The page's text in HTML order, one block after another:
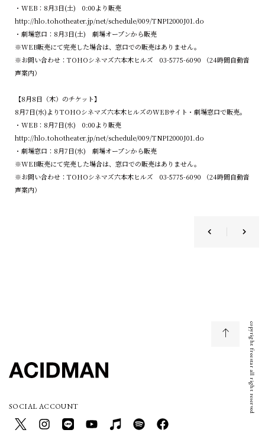
・WEB：8月3日(土) 0:00より販売
http://hlo.tohotheater.jp/net/schedule/009/TNPI2000J01.do
・劇場窓口：8月3日(土) 劇場オープンから販売
※WEB販売にて完売した場合は、窓口での販売はありません。
※お問い合わせ：TOHOシネマズ六本木ヒルズ 03-5775-6090 （24時間自動音
声案内）
【8月8日（木）のチケット】
8月7日(水)よりTOHOシネマズ六本木ヒルズのWEBサイト・劇場窓口で販売。
・WEB：8月7日(水) 0:00より販売
http://hlo.tohotheater.jp/net/schedule/009/TNPI2000J01.do
・劇場窓口：8月7日(水) 劇場オープンから販売
※WEB販売にて完売した場合は、窓口での販売はありません。
※お問い合わせ：TOHOシネマズ六本木ヒルズ 03-5775-6090 （24時間自動音
声案内）
SOCIAL ACCOUNT copyright freestar all right reserved